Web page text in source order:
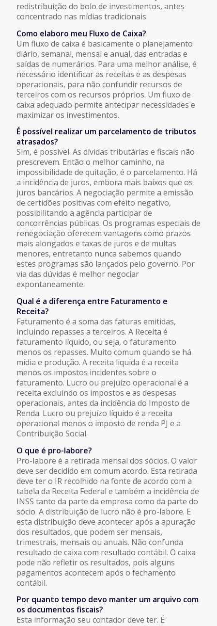
redistribuição do bolo de investimentos, antes
concentrado nas mídias tradicionais.
Como elaboro meu Fluxo de Caixa?
Um fluxo de caixa é basicamente o planejamento
diário, semanal, mensal e anual, das entradas e
saídas de numerários. Para uma melhor análise, é
necessário identificar as receitas e as despesas
operacionais, para não confundir recursos de
terceiros com os recursos próprios. Um fluxo de
caixa adequado permite antecipar necessidades e
maximizar os investimentos.
É possível realizar um parcelamento de tributos
atrasados?
Sim, é possível. As dívidas tributárias e fiscais não
prescrevem. Então o melhor caminho, na
impossibilidade de quitação, é o parcelamento. Há
a incidência de juros, embora mais baixos que os
juros bancários. A negociação permite a emissão
de certidões positivas com efeito negativo,
possibilitando a agência participar de
concorrências públicas. Os programas especiais de
renegociação oferecem vantagens como prazos
mais alongados e taxas de juros e de multas
menores, entretanto nunca sabemos quando
estes programas são lançados pelo governo. Por
via das dúvidas é melhor negociar
expontaneamente.
Qual é a diferença entre Faturamento e
Receita?
Faturamento é a soma das faturas emitidas,
incluindo repasses a terceiros. A Receita é
faturamento líquido, ou seja, o faturamento
menos os repasses. Muito comum quando se há
mídia e produção. A receita liquida é a receita
menos os impostos incidentes sobre o
faturamento. Lucro ou prejuízo operacional é a
receita excluindo os impostos e as despesas
operacionais, antes da incidência do Imposto de
Renda. Lucro ou prejuízo líquido é a receita
operacional menos o imposto de renda PJ e a
Contribuição Social.
O que é pro-labore?
Pro-labore é a retirada mensal dos sócios. O valor
deve ser decidido em comum acordo. Esta retirada
deve ter o IR recolhido na fonte de acordo com a
tabela da Receita Federal e também a incidência de
INSS tanto da parte da empresa como da parte do
sócio. A distribuição de lucro não é pro-labore. E
esta distribuição deve acontecer após a apuração
dos resultados, que podem ser mensais,
trimestrais, mensais ou anuais. Não confunda
resultado de caixa com resultado contábil. O caixa
pode não refletir os resultados, pois alguns
pagamentos acontecem após o fechamento
contábil.
Por quanto tempo devo manter um arquivo com
os documentos fiscais?
Esta informação seu contador deve ter. É